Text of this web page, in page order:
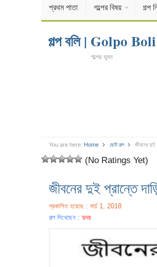
প্রথম পাতা গল্পের বিষয় গল্প
গল্প বলি | Golpo Boli
গল্পের ভুবন
You are here: Home ছোট গল্প জীবনের দুই
(No Ratings Yet)
জীবনের দুই প্রান্তে
প্রকাশিত হয়েছে : মার্চ 1, 2018
গল্প লিখেছেন :হৃদয়